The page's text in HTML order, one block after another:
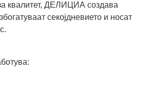
квалитет, ДЕЛИЦИА создава
секојдневието и носат